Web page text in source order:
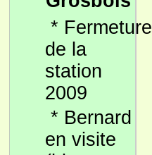
* Fermeture
de la
station
2009
* Bernard
en visite